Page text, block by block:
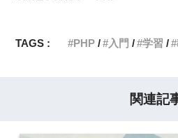
TAGS : PHP 入門 学習
関連記